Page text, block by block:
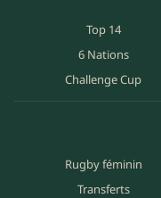
Top 14
6 Nations
Challenge Cup
Rugby féminin
Transferts